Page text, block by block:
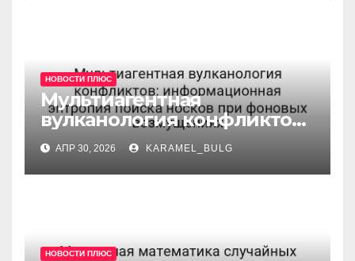
НОВОСТИ ПЛЮС
Мультиагентная
вулканология конфликтов:
информационная
энтропия поиска носков
при фоновых возмущениях
АПР 30, 2026 KARAMEL_BULG
НОВОСТИ ПЛЮС